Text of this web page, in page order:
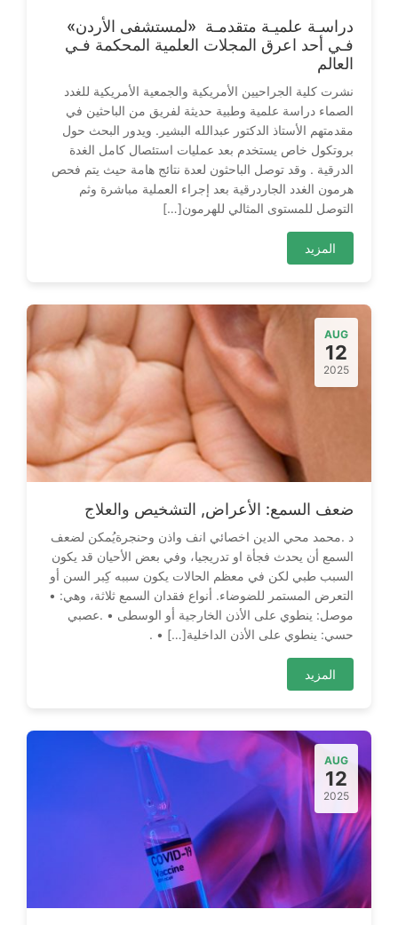
‬العالم‭ ‬
‬التوصل‭ ‬للمستوى‭ ‬المثالي‭ ‬للهرمون‭ […]
المزيد
AUG
12
2025
ضعف‭ ‬السمع:‬ الأعراض‭ ,‬التشخيص‭ ‬والعلاج
‬حسي‭ :‬ينطوي‭ ‬على‭ ‬الأذن‭ ‬الداخلية‭.‬ •‭ […]
المزيد
AUG
12
2025